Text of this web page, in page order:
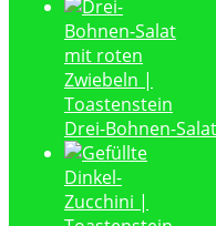
Drei-Bohnen-